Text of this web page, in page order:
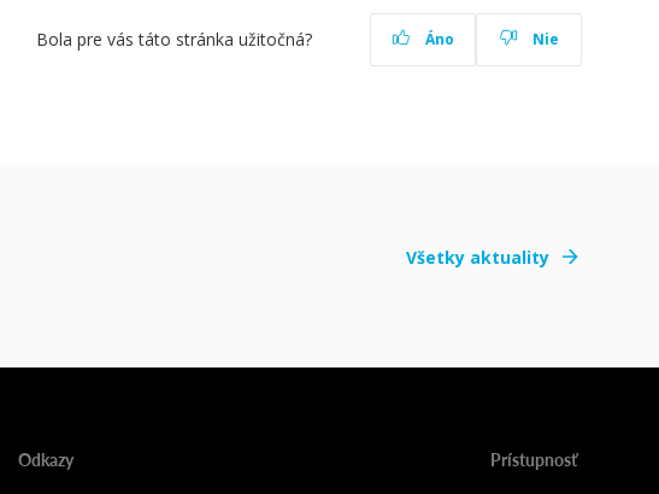
Bola pre vás táto stránka užitočná? Áno Nie
Všetky aktuality
Odkazy Prístupnosť